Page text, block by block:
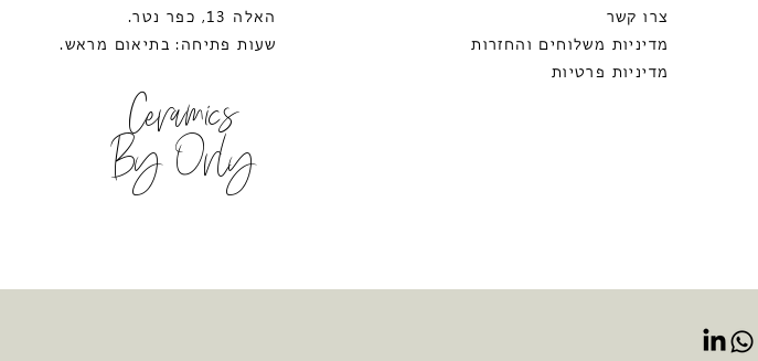
האלה 13, כפר נטר.
שעות פתיחה: בתיאום מראש.
Ceramics
By Orly
צרו קשר
מדיניות משלוחים והחזרות
מדיניות פרטיות